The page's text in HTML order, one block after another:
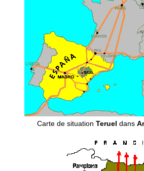
Carte de situation Teruel dans